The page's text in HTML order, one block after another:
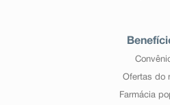
Ofertas do
Farmácia